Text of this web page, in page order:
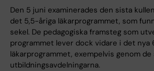
Den 5 juni examinerades den sista
det 5,5-åriga läkarprogrammet, som
sekel. De pedagogiska framsteg som
programmet lever dock vidare i det nya
läkarprogrammet, exempelvis genom
utbildningsavdelningarna.